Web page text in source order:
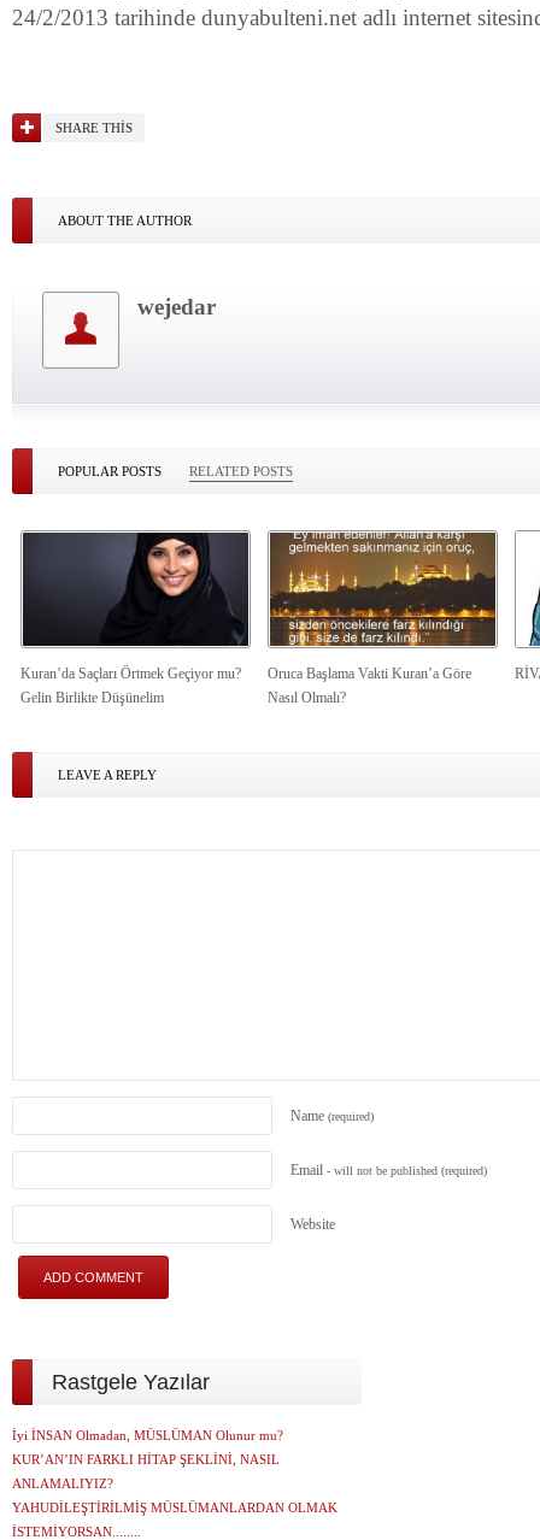
24/2/2013 tarihinde dunyabulteni.net adlı internet
SHARE THIS
ABOUT THE AUTHOR
wejedar
POPULAR POSTS RELATED POSTS
Kuran’da Saçları Örtmek Geçiyor mu?
Gelin Birlikte Düşünelim
Oruca Başlama Vakti Kuran’a Göre
Nasıl Olmalı?
LEAVE A REPLY
Name (required)
Email - will not be published (required)
Website
Rastgele Yazılar
İyi İNSAN Olmadan, MÜSLÜMAN Olunur mu?
KUR’AN’IN FARKLI HİTAP ŞEKLİNİ, NASIL
ANLAMALIYIZ?
YAHUDİLEŞTİRİLMİŞ MÜSLÜMANLARDAN OLMAK
İSTEMİYORSAN........